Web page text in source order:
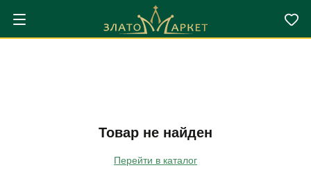
Товар не найден
Перейти в каталог